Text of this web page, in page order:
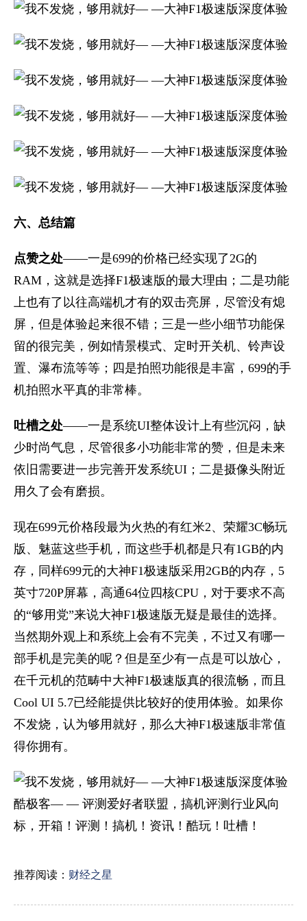
六、总结篇
点赞之处——一是699的价格已经实现了2G的
RAM，这就是选择F1极速版的最大理由；二是功能
上也有了以往高端机才有的双击亮屏，尽管没有熄
屏，但是体验起来很不错；三是一些小细节功能保
留的很完美，例如情景模式、定时开关机、铃声设
置、瀑布流等等；四是拍照功能很是丰富，699的手
机拍照水平真的非常棒。
吐槽之处——一是系统UI整体设计上有些沉闷，缺
少时尚气息，尽管很多小功能非常的赞，但是未来
依旧需要进一步完善开发系统UI；二是摄像头附近
用久了会有磨损。
现在699元价格段最为火热的有红米2、荣耀3C畅玩
版、魅蓝这些手机，而这些手机都是只有1GB的内
存，同样699元的大神F1极速版采用2GB的内存，5
英寸720P屏幕，高通64位四核CPU，对于要求不高
的“够用党”来说大神F1极速版无疑是最佳的选择。
当然期外观上和系统上会有不完美，不过又有哪一
部手机是完美的呢？但是至少有一点是可以放心，
在千元机的范畴中大神F1极速版真的很流畅，而且
Cool UI 5.7已经能提供比较好的使用体验。如果你
不发烧，认为够用就好，那么大神F1极速版非常值
得你拥有。
酷极客— — 评测爱好者联盟，搞机评测行业风向
标，开箱！评测！搞机！资讯！酷玩！吐槽！
推荐阅读： 财经之星